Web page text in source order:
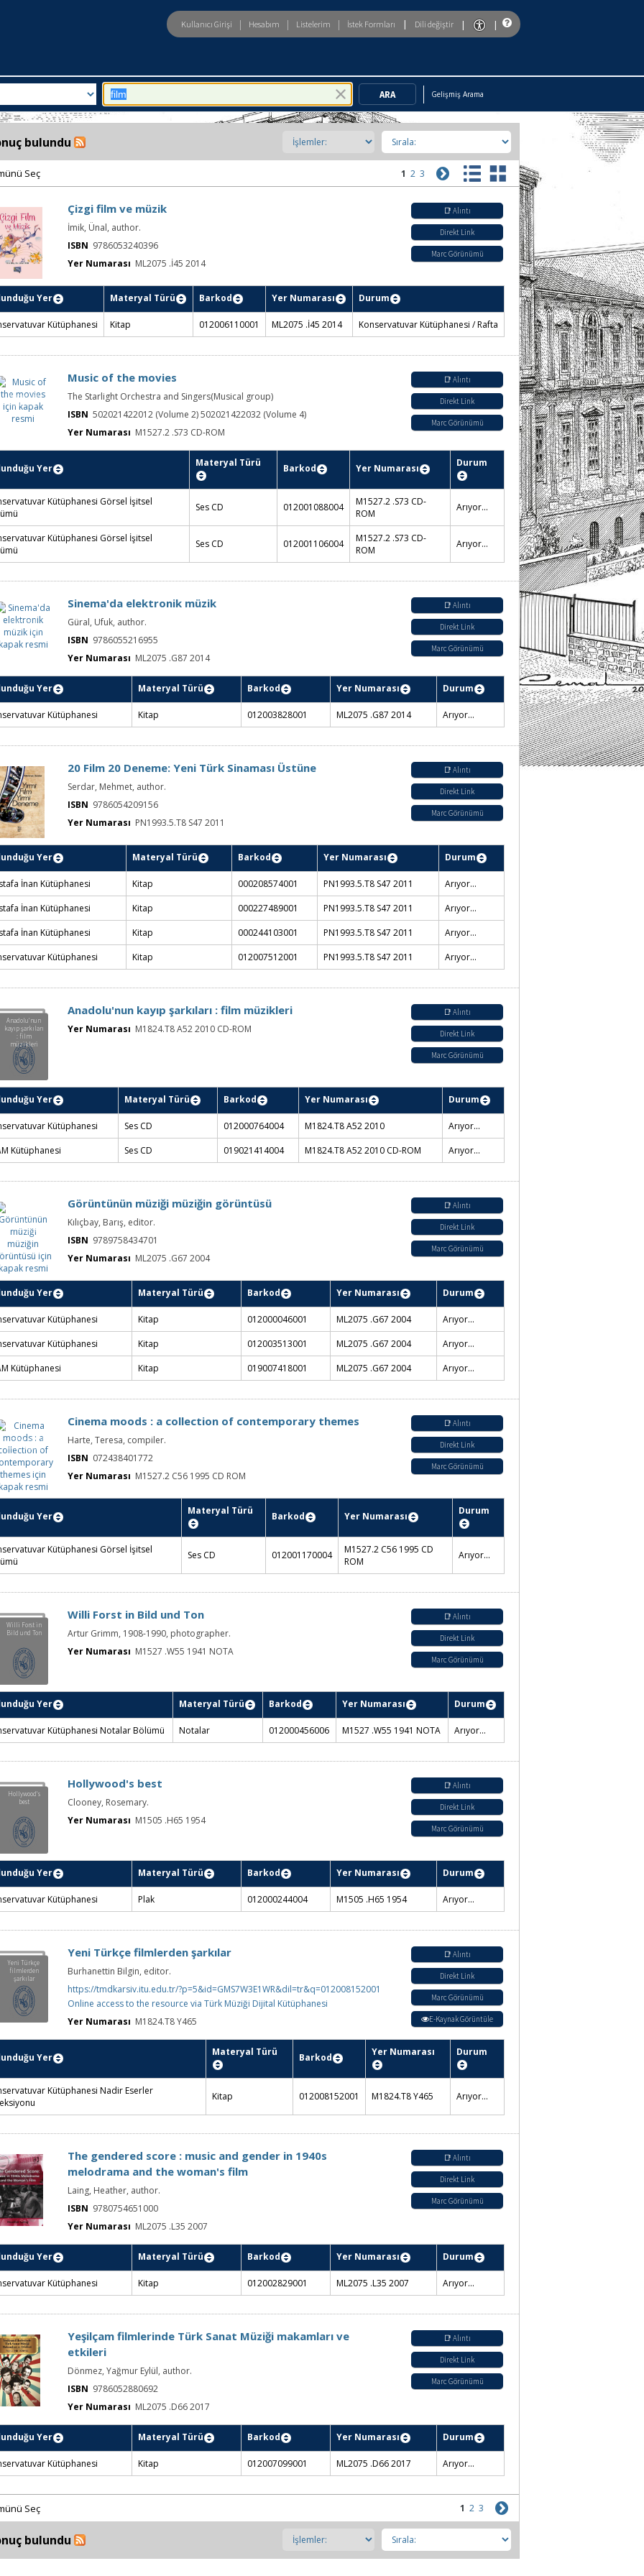
Kullanıcı Girişi | Hesabım | Listelerim | İstek Formları | Dili değiştir | |
Arama: To enable accessibility mode, return to the beginning of the page and
Gelişmiş Arama
bulundu
Seç 1 2 3
Çizgi film ve müzik
İmik, Ünal, author.
ISBN 9786053240396
Yer Numarası ML2075 .İ45 2014
📑 Alıntı
Direkt Link
Marc Görünümü
Yer Materyal Türü Barkod Yer Numarası Durum
Kütüphanesi Kitap 012006110001 ML2075 .İ45 2014 Konservatuvar Kütüphanesi / Rafta
Music of the
movies için
kapak resmi
Music of the movies
The Starlight Orchestra and Singers(Musical group)
ISBN 502021422012 (Volume 2) 502021422032 (Volume 4)
Yer Numarası M1527.2 .S73 CD-ROM
📑 Alıntı
Direkt Link
Marc Görünümü
Yer Barkod
Yer
Numarası
Durum
Kütüphanesi
İşitsel Bölümü
M1527.2 .S73
CD-ROM
Konservatuvar Kütüphanesi Görsel-
İşitsel Koleksiyon / Rafta
Kütüphanesi
İşitsel Bölümü
M1527.2 .S73
CD-ROM
Konservatuvar Kütüphanesi Görsel-
İşitsel Koleksiyon / Rafta
Sinema'da
elektronik
müzik için
kapak resmi
Sinema'da elektronik müzik
Güral, Ufuk, author.
ISBN9786055216955
📑 Alıntı
Direkt Link
Yer Materyal Türü Barkod Yer Numarası Durum
Kütüphanesi Kitap 012003828001 ML2075 .G87 2014 Konservatuvar Kütüphanesi / Rafta
20 Film 20 Deneme: Yeni Türk Sinaması Üstüne
Serdar, Mehmet, author.
ISBN9786054209156
📑 Alıntı
Direkt Link
Yer Materyal Türü Barkod Yer Numarası Durum
İnan Kütüphanesi 000208574001
PN1993.5.T8 S47
2011
Mustafa İnan Kütüphanesi / Rafta
İnan Kütüphanesi
PN1993.5.T8 S47
2011
İnan Kütüphanesi Kitap 000244103001 Mustafa İnan Kütüphanesi / Rafta
012007512001
PN1993.5.T8 S47
Konservatuvar Kütüphanesi /
kayıp şarkıları
Anadolu'nun kayıp şarkıları : film müzikleri
Yer NumarasıM1824.T8 A52 2010 CD-ROM
📑 Alıntı
Marc Görünümü
Yer Barkod Yer Numarası Durum
Ses CD
Konservatuvar Kütüphanesi /
Kütüphanesi Ses CD 019021414004 MİAM Kütüphanesi / Rafta
Görüntünün
müziği
müziğin
görüntüsü için
kapak resmi
Görüntünün müziği müziğin görüntüsü
Kılıçbay, Barış, editor.
ISBN9789758434701
ML2075 .G67 2004
📑 Alıntı
Marc Görünümü
Yer Materyal Türü Barkod Yer Numarası Durum
Kütüphanesi Kitap 012000046001 ML2075 .G67 2004
Konservatuvar Kütüphanesi / Rafta
Kütüphanesi
Kitap
Konservatuvar Kütüphanesi / Rafta
Kütüphanesi
Kitap 019007418001 MİAM Kütüphanesi / Rafta
: a collection of
contemporary
themes için
kapak resmi
Cinema moods : a collection of contemporary themes
Harte, Teresa, compiler.
Direkt Link
Marc Görünümü
Yer
Materyal
Türü
Barkod
Kütüphanesi
İşitsel Bölümü
Konservatuvar Kütüphanesi Görsel-
Willi Forst in Bild und Ton 📑 Alıntı
Direkt Link
Marc Görünümü
Yer
Materyal
Kütüphanesi
Bölümü
012000456006
M1527 .W55
1941 NOTA
Konservatuvar Kütüphanesi Notalar
Bölümü / Rafta
Hollywood's
best
Clooney, Rosemary.
Yer Numarası M1505 .H65 1954
📑 Alıntı
Direkt Link
Marc Görünümü
Durum
Kütüphanesi 012000244004 M1505 .H65 1954 Ödünç Verilmez
Yeni Türkçe filmlerden şarkılar
Online access to the resource via Türk Müziği Dijital Kütüphanesi
📑 Alıntı
Direkt Link
Marc Görünümü
E-Kaynak Görüntüle
Yer Yer Numarası
Kitap 012008152001 M1824.T8 Y465
Verilmez
The gendered score : music and gender in 1940s
melodrama and the woman's film
Laing, Heather, author.
ISBN9780754651000
Yer NumarasıML2075 .L35 2007
📑 Alıntı
Direkt Link
Marc Görünümü
Kütüphanesi 012002829001 ML2075 .L35 2007 Konservatuvar Kütüphanesi / Rafta
Yeşilçam filmlerinde Türk Sanat Müziği makamları ve
ISBN
📑 Alıntı
use with a date range slider. Switch to Years view for a more detailed breakdown of search results by year.